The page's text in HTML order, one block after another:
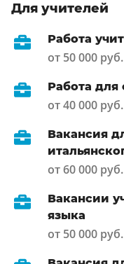
Для учителей
Работа
от 50 000
Работа для
от 40 000
Вакансия
от 60 000
Вакансии
языка
от 50 000